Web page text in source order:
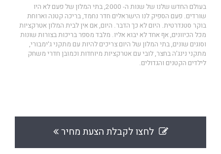
בעולם החדש שלנו של שנות ה- 2000, בתי המלון של פעם לא היו
שורדים. פעם הספיק לנו הישראלים חדר נחמד, בריכה קטנה וארוחת
בוקר סטנדרטית. היום לא כך הדבר. היום, אם אין לבית המלון אטרקציות
מכל הכיוונים, אף אחד לא יבוא אליו. מלבד מספר בריכות בצורות שונות
וסוגים שונים, בתי המלון של היום צריכים להיות עם מתקני ג'ימבורי,
מתקני נינג'ה בחצר, לובי עם אטרקציות מיוחדות וכמובן חדרי משחק
לילדים הקטנים והגדולים.
לחצו לקבלת הצעת מחיר